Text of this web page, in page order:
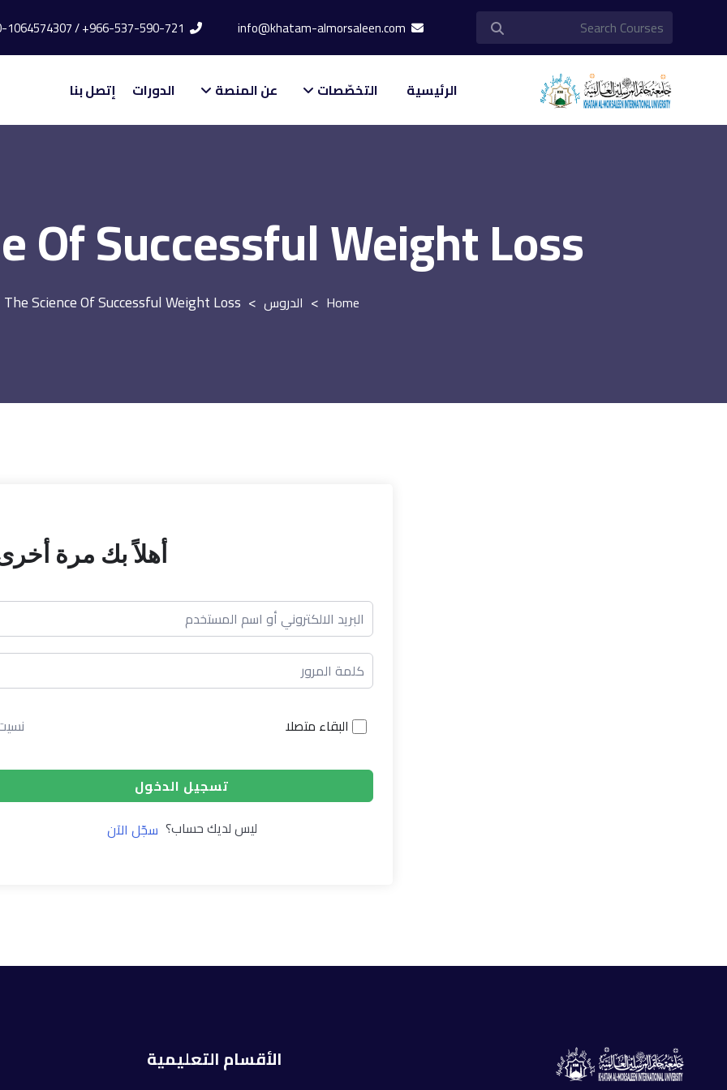
الرئيسية التخصّصات عن المنصة الدورات إتصل بنا
Of Successful Weight Loss
> الدروس >
The Science Of Successful Weight Loss
أهلاً بك مرة
البقاء متصلا
تسجيل الدخول
ليس لديك حساب؟ سجّل الآن
الأقسام التعليمية